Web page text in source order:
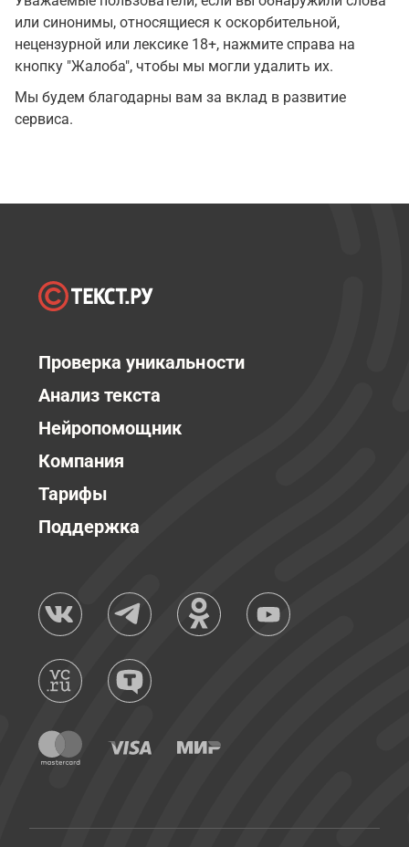
или синонимы, относящиеся к оскорбительной,
нецензурной или лексике 18+, нажмите справа на
кнопку "Жалоба", чтобы мы могли удалить их.
Мы будем благодарны вам за вклад в развитие
сервиса.
Проверка уникальности
Анализ текста
Нейропомощник
Компания
Тарифы
Поддержка